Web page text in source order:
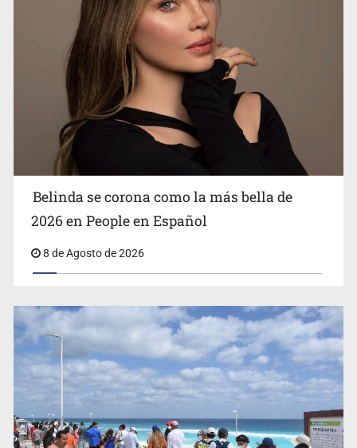
Ciclosporiasis no representa un riesgo epidemiológico
masivo
EU reanudará este sábado inspecciones de aguacate en
Michoacán
Belinda se corona como la más bella de
2026 en People en Español
8 de Agosto de 2026